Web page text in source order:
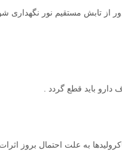
از 25 درجه سلسیوس ، دور از تابش
به علت احتمال بروز